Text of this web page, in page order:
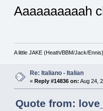
Aaaaaaaaaah
A little JAKE (Heath/BBM/Jack/
Re: Italiano - Italian
« Reply #14836 on: Aug 24,
Quote from: